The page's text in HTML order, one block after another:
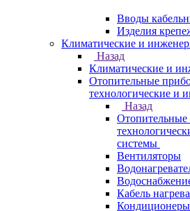
Вводы
Изделия
Климатические и
Назад
Климатические и
Отопительные
технологические и
Назад
Отопительные
системы
Вентиляторы
Кабель
Кондиционеры